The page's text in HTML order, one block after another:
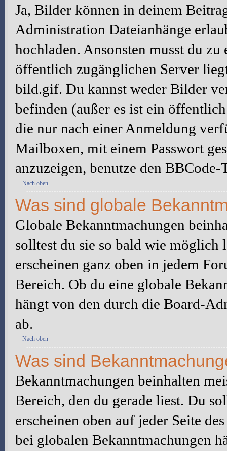
Ja, Bilder können in deinem
Administration Dateianhänge
hochladen. Ansonsten musst du
öffentlich zugänglichen Server
bild.gif. Du kannst weder Bilder
befinden (außer es ist ein
die nur nach einer Anmeldung
Mailboxen, mit einem Passwort
anzuzeigen, benutze den
Nach oben
Was sind globale
Globale Bekanntmachungen
solltest du sie so bald wie möglich
erscheinen ganz oben in jedem
Bereich. Ob du eine globale
hängt von den durch die Board-
ab.
Nach oben
Was sind
Bekanntmachungen beinhalten
Bereich, den du gerade liest. Du
erscheinen oben auf jeder Seite
bei globalen Bekanntmachungen